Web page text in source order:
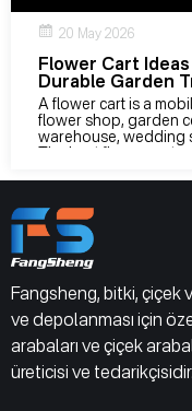
20 May 2026
Flower Cart
Durable Garden
Buyers
A flower cart is a
flower shop, garden
warehouse, wedding
The best flower carts
and custom
Fangsheng, bitki, çiçek
ve depolanması için
arabaları ve çiçek
üreticisi ve tedarikçisidir.